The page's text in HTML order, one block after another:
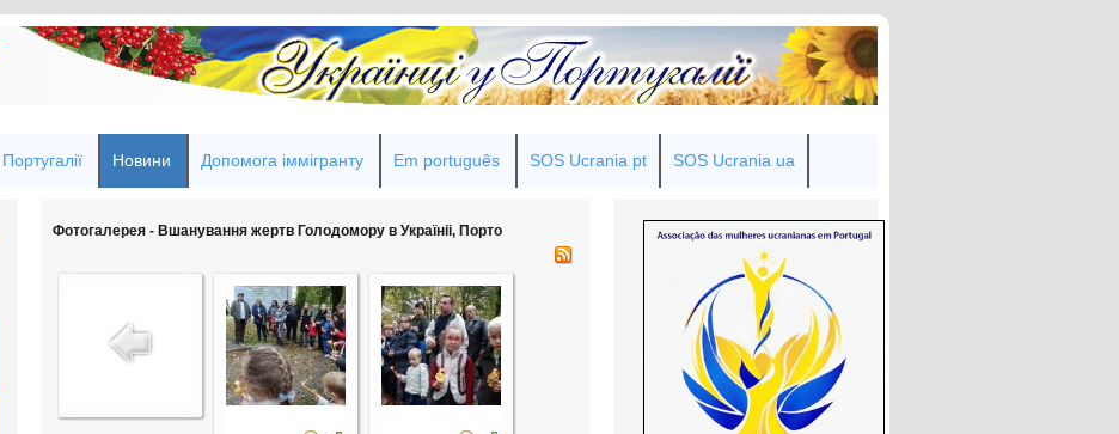
Новини Допомога іммігранту Em português SOS Ucrania pt SOS Ucrania ua
Фотогалерея - Вшанування жертв Голодомору в Україніі, Порто